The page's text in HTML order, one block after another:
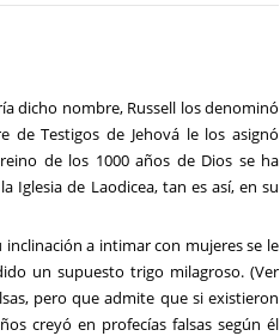
dicho nombre, Russell los denominó
Testigos de Jehová le los asignó
de los 1000 años de Dios se ha
Iglesia de Laodicea, tan es así, en su
a intimar con mujeres se le
un supuesto trigo milagroso. (Ver
pero que admite que si existieron
creyó en profecías falsas según él